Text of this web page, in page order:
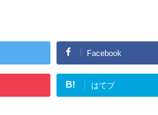
Facebook
B! はてブ